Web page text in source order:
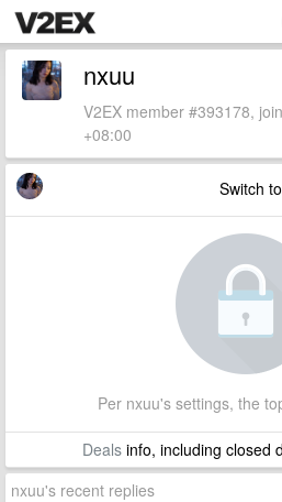
nxuu
V2EX member #393178,
+08:00
Switch
Per nxuu's settings, the
Dealsinfo, including closed
nxuu's recent replies